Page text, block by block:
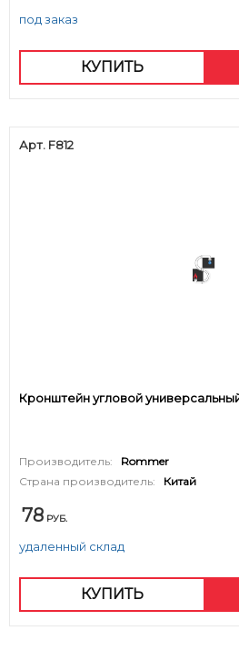
под заказ
КУПИТЬ
Арт. F812
Кронштейн угловой
Производитель:
Rommer
Страна производитель:
Китай
78 РУБ.
удаленный склад
КУПИТЬ